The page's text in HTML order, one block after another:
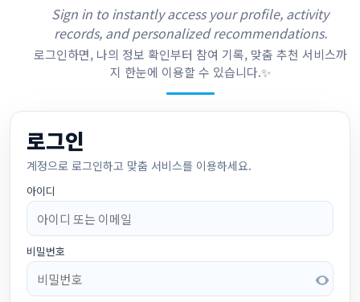
Sign in to instantly access your profile, activity
records, and personalized recommendations.
로그인하면, 나의 정보 확인부터 참여 기록, 맞춤 추천 서비스까
지 한눈에 이용할 수 있습니다.✨
로그인
계정으로 로그인하고 맞춤 서비스를 이용하세요.
아이디
비밀번호